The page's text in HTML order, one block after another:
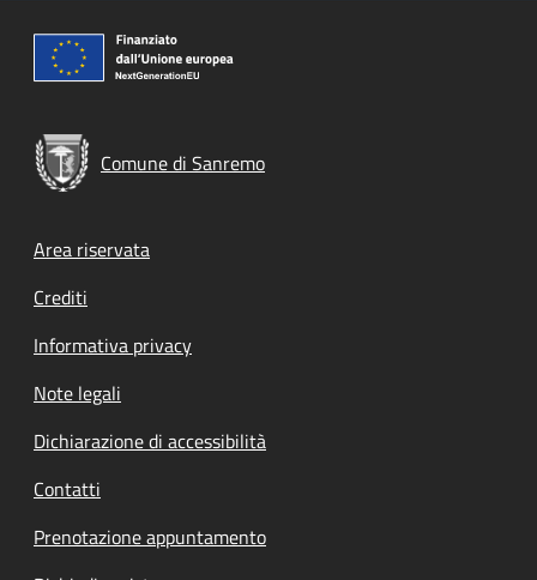
Comune di Sanremo
Footer menu
Area riservata
Crediti
Informativa privacy
Note legali
Dichiarazione di accessibilità
Contatti
Prenotazione appuntamento